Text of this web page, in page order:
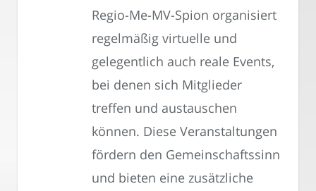
Regio-Me-MV-Spion organisiert
regelmäßig virtuelle und
gelegentlich auch reale Events,
bei denen sich Mitglieder
treffen und austauschen
können. Diese Veranstaltungen
fördern den Gemeinschaftssinn
und bieten eine zusätzliche